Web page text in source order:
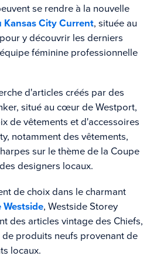
se rendre à la nouvelle
City Current, située au
y découvrir les derniers
féminine professionnelle
d'articles créés par des
situé au cœur de Westport,
de vêtements et d'accessoires
notamment des vêtements,
sur le thème de la Coupe
designers locaux.
de choix dans le charmant
Westside, Westside Storey
des articles vintage des Chiefs,
produits neufs provenant de
locaux.